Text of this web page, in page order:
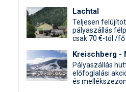
Lachtal
Teljesen
pályaszállás
csak 70 €-tól /fő
Kreischberg -
Pályaszállás
előfoglalási
és